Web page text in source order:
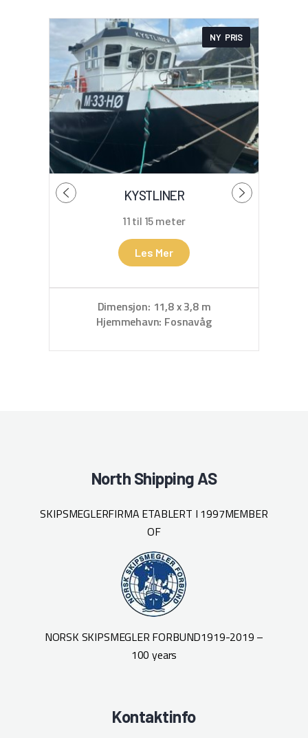
NY PRIS
KYSTLINER
11 til 15 meter
Les Mer
Dimensjon: 11,8 x 3,8 m
Hjemmehavn: Fosnavåg
North Shipping AS
SKIPSMEGLERFIRMA ETABLERT I 1997MEMBER
OF
NORSK SKIPSMEGLER FORBUND1919-2019 –
100 years
Kontaktinfo